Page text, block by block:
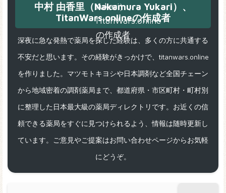
中村 由香里（Nakamura Yukari）、
TitanWars.onlineの作成者
深夜に急な発熱で薬局を探した経験は、多くの方に共通する
不安だと思います。その経験がきっかけで、titanwars.online
を作りました。マツモトキヨシや日本調剤など全国チェーン
から地域密着の調剤薬局まで、都道府県・市区町村・町村別
に整理した日本最大級の薬局ディレクトリです。お近くの信
頼できる薬局をすぐに見つけられるよう、情報は随時更新し
ています。ご意見やご提案はお問い合わせページからお気軽
にどうぞ。